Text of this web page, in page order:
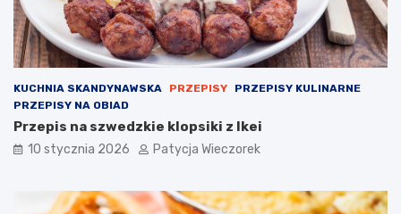
KUCHNIA SKANDYNAWSKA PRZEPISY
PRZEPISY KULINARNE
PRZEPISY NA OBIAD
Przepis na szwedzkie klopsiki z Ikei
10 stycznia 2026 Patycja Wieczorek